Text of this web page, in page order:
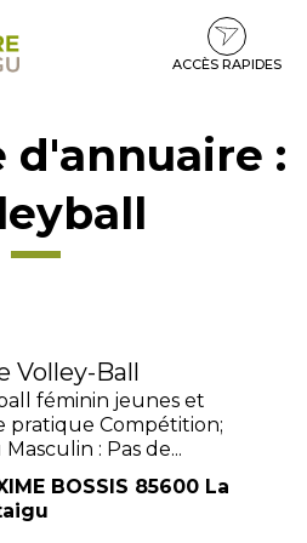
ACCÈS RAPIDES
d'annuaire :
Volley-Ball
féminin jeunes et
pratique Compétition;
: Pas de...
BOSSIS 85600 La